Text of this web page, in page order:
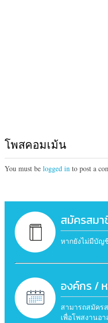
โพสคอมเม้น
You must be logged into post a
สมัครสมา
หากยังไม่มีบัญ
องค์กร /
สามารถสมัคร
เพื่อโพสงานอ